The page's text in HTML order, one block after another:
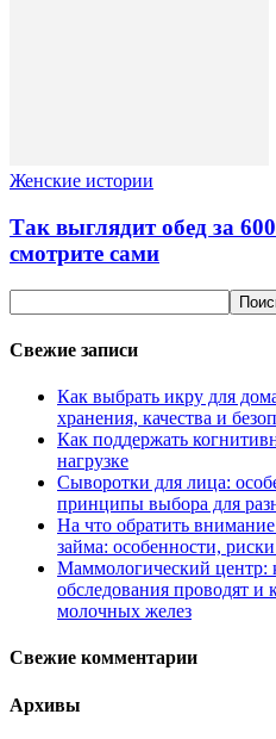
Женские истории
Так выглядит обед за
смотрите сами
Свежие записи
Как выбрать икру для
хранения, качества и
Как поддержать
нагрузке
Сыворотки для лица:
принципы выбора для
На что обратить
займа: особенности,
Маммологический центр:
обследования проводят и
молочных желез
Свежие комментарии
Архивы